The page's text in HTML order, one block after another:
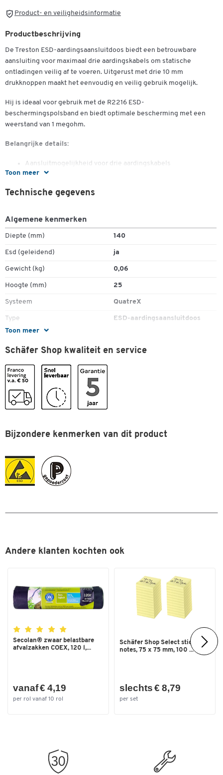
Product- en veiligheidsinformatie
Toon meer
Productbeschrijving
De Treston ESD-aardingsaansluitdoos biedt een betrouwbare
aansluiting voor maximaal drie aardingskabels om statische
ontladingen veilig af te voeren. Uitgerust met drie 10 mm
drukknoppen maakt het eenvoudig en veilig gebruik mogelijk.
Hij is ideaal voor gebruik met de R2216 ESD-
beschermingspolsband en biedt optimale bescherming met een
weerstand van 1 megohm.
Belangrijke details:
Aansluitmogelijkheid voor drie aardingskabels
Drie 10 mm drukknoppen
Compatibel met ESD-beschermende polsband R2216
Gewicht: 0,06 kg
Toon meer
Technische gegevens
Algemene kenmerken
Diepte (mm) 140
Esd (geleidend) ja
Gewicht (kg) 0,06
Hoogte (mm) 25
Systeem QuatreX
Type ESD-aardingsaansluitdoos
Afmetingen
Breedte (mm)
Schäfer Shop kwaliteit en service
Bijzondere kenmerken van dit product
Andere klanten kochten ook
Secolan® zwaar belastbare
afvalzakken COEX, 120 l,...
vanaf € 4,19
per rol vanaf 10 rol
Schäfer Shop Select sticky
notes, 75 x 75 mm, 100 ...
slechts € 8,79
per set
Dubbelklik om in te zoomen